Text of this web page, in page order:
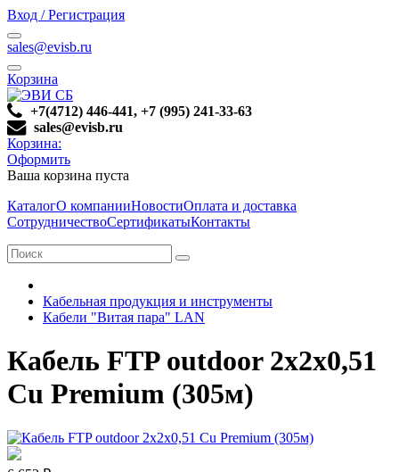
Вход / Регистрация
sales@evisb.ru
Корзина
+7(4712) 446-441, +7 (995) 241-33-63
sales@evisb.ru
Корзина:
Оформить
Ваша корзина пуста
КаталогО компанииНовостиОплата и доставка
СотрудничествоСертификатыКонтакты
Кабельная продукция и инструменты
Кабели "Витая пара" LAN
Кабель FTP outdoor 2x2x0,51
Cu Premium (305м)